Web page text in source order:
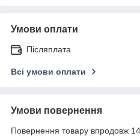
Умови оплати
Післяплата
Всі умови оплати
Умови повернення
Повернення товару впродовж